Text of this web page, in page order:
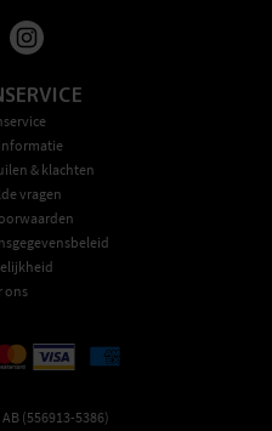
& klachten
vragen
ons
(556913-5386)